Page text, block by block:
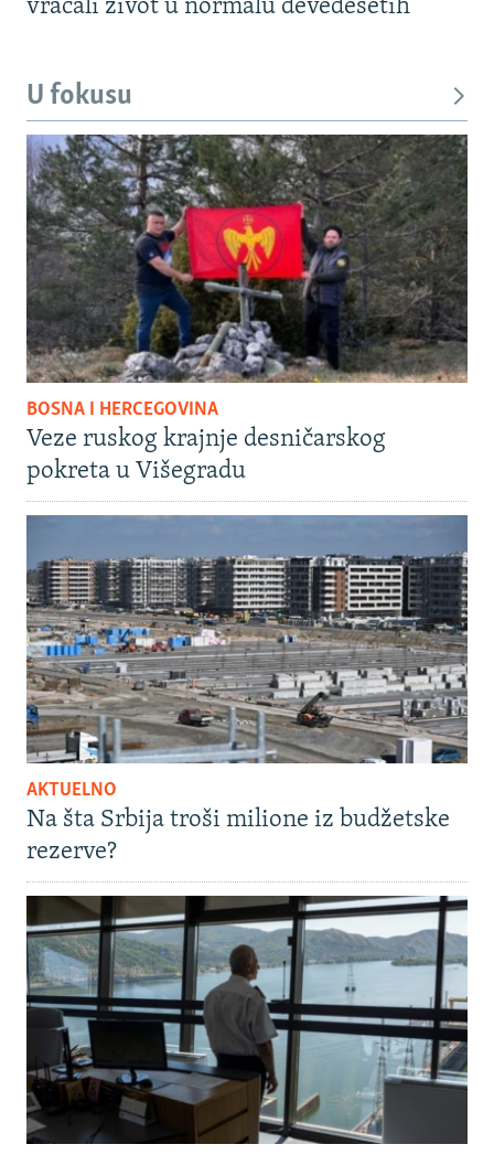
vraćali život u normalu devedesetih
U fokusu
BOSNA I HERCEGOVINA
Veze ruskog krajnje desničarskog
pokreta u Višegradu
AKTUELNO
Na šta Srbija troši milione iz budžetske
rezerve?